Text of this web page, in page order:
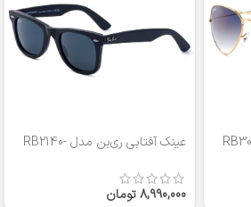
عینک آفتابی ری‌بن مدل RB2140-
8,990,000تومان